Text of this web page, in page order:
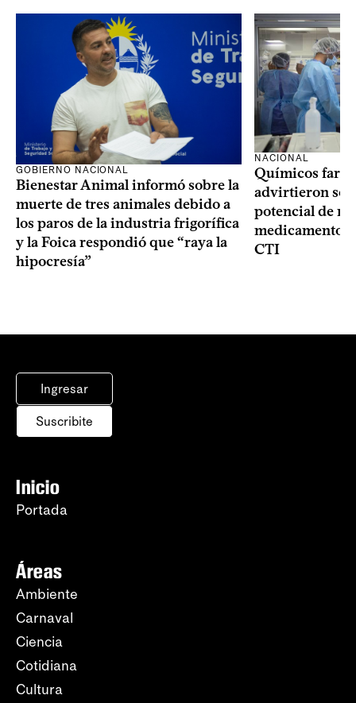
GOBIERNO NACIONAL
Bienestar Animal informó sobre la
muerte de tres animales debido a
los paros de la industria frigorífica
y la Foica respondió que “raya la
hipocresía”
NACIONAL
Químicos
advirtieron
potencial de
medicamentos
CTI
Ingresar
Suscribite
Inicio
Portada
Áreas
Ambiente
Carnaval
Ciencia
Cotidiana
Cultura